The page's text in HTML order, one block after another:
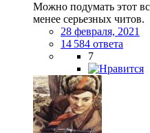
Можно подумать этот
менее серьезных читов.
28 февраля, 2021
14 584 ответа
7